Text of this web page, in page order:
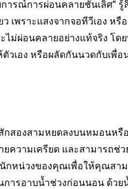
ารณ์การผ่อนคลายชั้นเลิศ” รู้
เพราะแสงจากจอทีวีเอง หรื
ม่ผ่อนคลายอย่างแท้จริง โดย
ตัวเอง หรือผลัดกันนวดกับเพื่
กสองสามหยดลงบนหมอนหรื
ความเครียด และสามารถช่ว
กหน่วงของคุณเพื่อให้คุณสา
การอาบน้ำช่วงก่อนนอน ด้วย